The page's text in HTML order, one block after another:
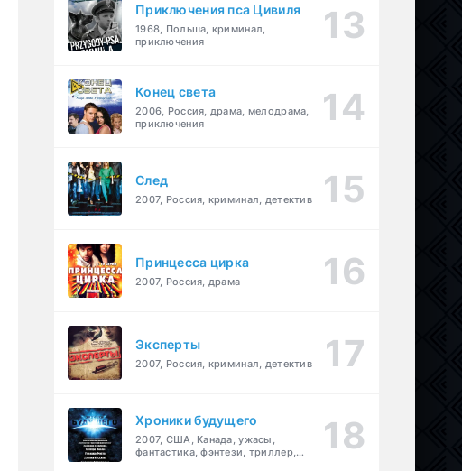
Приключения пса Цивиля
1968, Польша, криминал,
приключения
Конец света
2006, Россия, драма, мелодрама,
приключения
След
2007, Россия, криминал, детектив
Принцесса цирка
2007, Россия, драма
Эксперты
2007, Россия, криминал, детектив
Хроники будущего
2007, США, Канада, ужасы,
фантастика, фэнтези, триллер,